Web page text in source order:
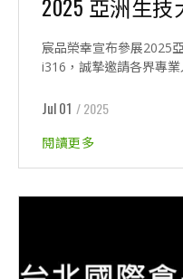
宸品榮幸宣布參展2025
i316，誠摯邀請各界專業
Jul 01 / 2025
閱讀更多